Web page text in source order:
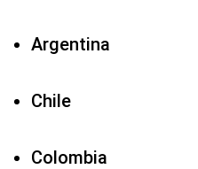
Argentina
Chile
Colombia